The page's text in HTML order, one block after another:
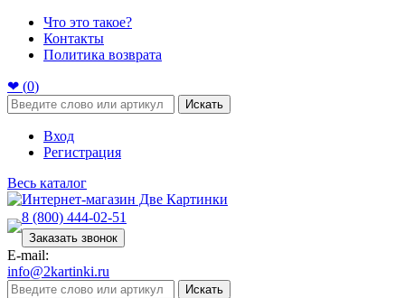
Что это такое?
Контакты
Политика возврата
❤ (0)
Искать
Вход
Регистрация
Весь каталог
8 (800) 444-02-51
Заказать звонок
E-mail:
info@2kartinki.ru
Искать